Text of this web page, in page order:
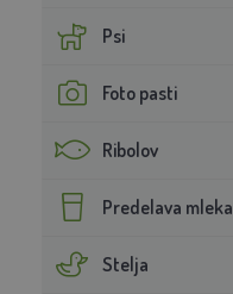
Psi
Foto pasti
Ribolov
Predelava mleka
Stelja